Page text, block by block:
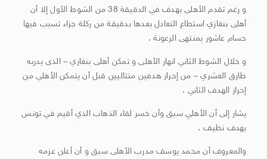
و رغم تقدم الأهلى بهدف في الدقيقة 38 من الشوط الأول إلا أن
أهلى بنغازي استطاع التعادل بعدها بدقيقة من ركلة جزاء تسبب فيها
حسام عاشور بمنتهى الرعونة .
و خلال الشوط الثاني انهار الأهلى و تمكن أهلى بنغازي – الذى يدربه
طارق العشري – من إحراز هدفين متتاليين قبل أن يتمكن الأهلي من
إحراز الهدف الثاني .
يشار إلى أن الأهلي سبق وأن خسر لقاء الذهاب الذي أقيم في تونس
بهدف نظيف .
والمعروف أن محمد يوسف مدرب الأهلى سبق و أن أعلن عزمه